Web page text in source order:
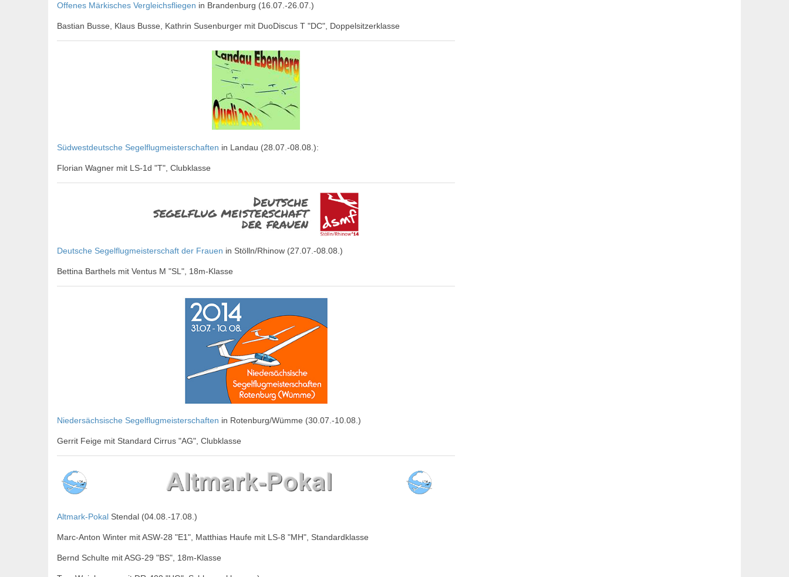
Offenes Märkisches Vergleichsfliegen in Brandenburg (16.07.-26.07.)
Bastian Busse, Klaus Busse, Kathrin Susenburger mit DuoDiscus T "DC", Doppelsitzerklasse
Südwestdeutsche Segelflugmeisterschaften in Landau (28.07.-08.08.):
Florian Wagner mit LS-1d "T", Clubklasse
Deutsche Segelflugmeisterschaft der Frauen in Stölln/Rhinow (27.07.-08.08.)
Bettina Barthels mit Ventus M "SL", 18m-Klasse
Niedersächsische Segelflugmeisterschaften in Rotenburg/Wümme (30.07.-10.08.)
Gerrit Feige mit Standard Cirrus "AG", Clubklasse
Altmark-Pokal Stendal (04.08.-17.08.)
Marc-Anton Winter mit ASW-28 "E1", Matthias Haufe mit LS-8 "MH", Standardklasse
Bernd Schulte mit ASG-29 "BS", 18m-Klasse